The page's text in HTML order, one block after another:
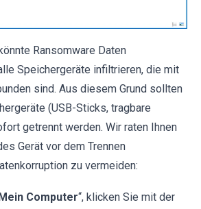
Ransomware Daten
Speichergeräte infiltrieren, die mit
sind. Aus diesem Grund sollten
(USB-Sticks, tragbare
getrennt werden. Wir raten Ihnen
Gerät vor dem Trennen
zu vermeiden:
Computer“, klicken Sie mit der